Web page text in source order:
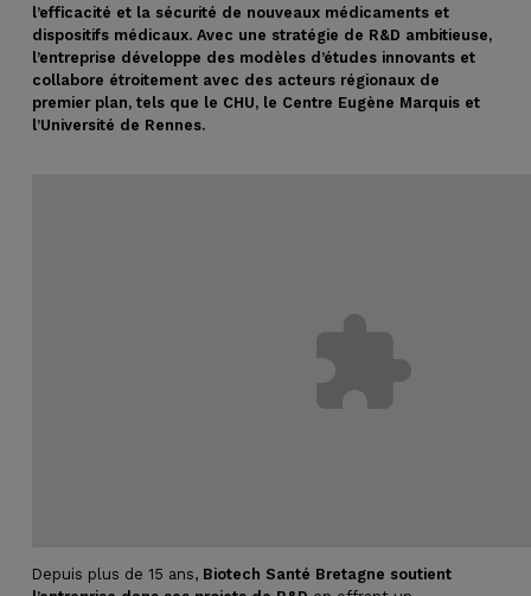
l’efficacité et la sécurité de nouveaux médicaments et
dispositifs médicaux. Avec une stratégie de R&D ambitieuse,
l’entreprise développe des modèles d’études innovants et
collabore étroitement avec des acteurs régionaux de
premier plan, tels que le CHU, le Centre Eugène Marquis et
l’Université de Rennes.
Depuis plus de 15 ans, Biotech Santé Bretagne soutient